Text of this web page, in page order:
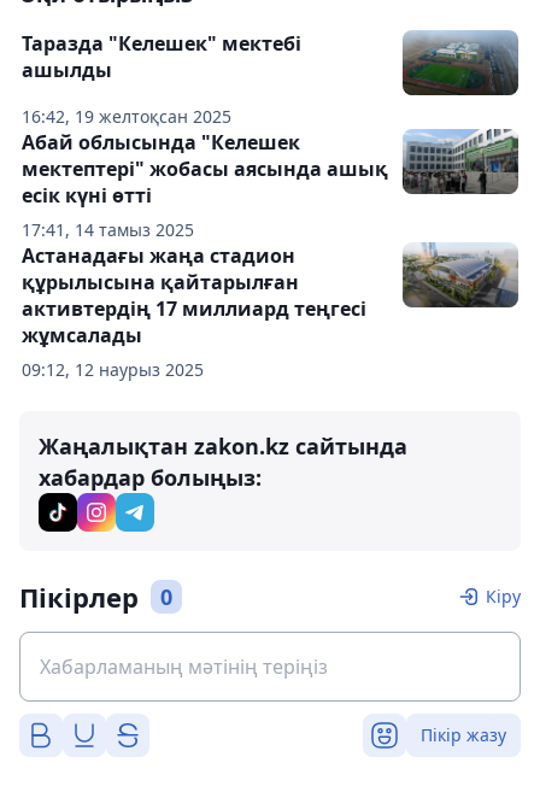
16:42, 19 желтоқсан 2025
Таразда "Келешек" мектебі
ашылды
17:41, 14 тамыз 2025
Абай облысында "Келешек
мектептері" жобасы аясында ашық
есік күні өтті
09:12, 12 наурыз 2025
Астанадағы жаңа стадион
құрылысына қайтарылған
активтердің 17 миллиард теңгесі
жұмсалады
Жаңалықтан zakon.kz сайтында
хабардар болыңыз:
Пікірлер 0 Кіру
Пікір жазу